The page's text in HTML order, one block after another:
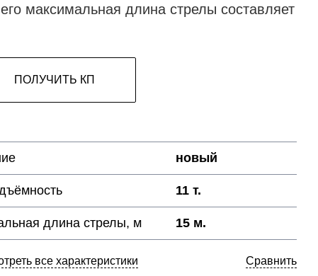
максимальная длина стрелы составляет
ПОЛУЧИТЬ КП
новый
11 т.
длина стрелы, м 15 м.
все характеристики Сравнить